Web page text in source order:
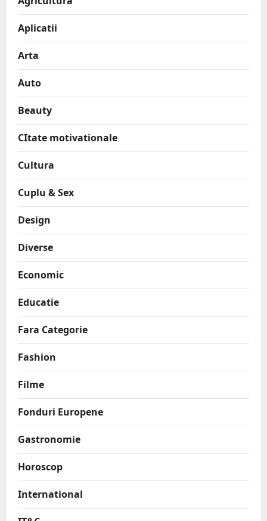
Aplicatii
Arta
Auto
Beauty
CItate motivationale
Cultura
Cuplu & Sex
Design
Diverse
Economic
Educatie
Fara Categorie
Fashion
Filme
Fonduri Europene
Gastronomie
Horoscop
International